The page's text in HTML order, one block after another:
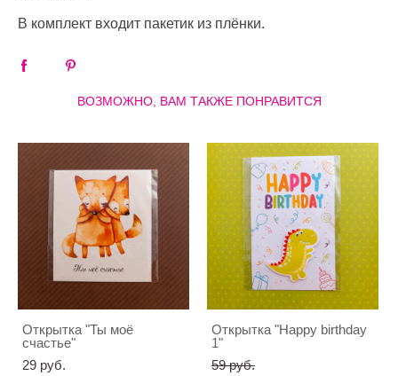
В комплект входит пакетик из плёнки.
ВОЗМОЖНО, ВАМ ТАКЖЕ ПОНРАВИТСЯ
Открытка "Ты моё
счастье"
29 pуб.
Открытка "Happy birthday
1"
59 pуб.